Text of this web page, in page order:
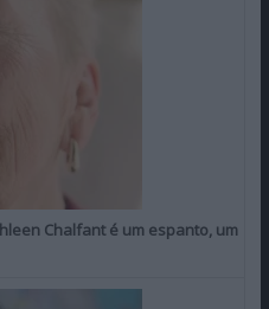
Chalfant é um espanto, um